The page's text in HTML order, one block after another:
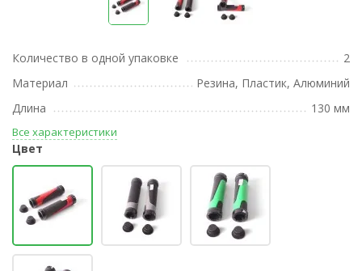
Количество в одной упаковке
2
Материал
Резина, Пластик, Алюминий
Длина
130 мм
Все характеристики
Цвет